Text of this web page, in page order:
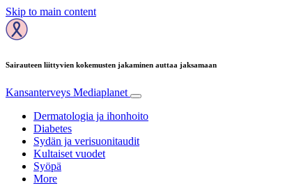
Skip to main content
Sairauteen liittyvien kokemusten jakaminen auttaa jaksamaan
Kansanterveys Mediaplanet
Dermatologia ja ihonhoito
Diabetes
Sydän ja verisuonitaudit
Kultaiset vuodet
Syöpä
More